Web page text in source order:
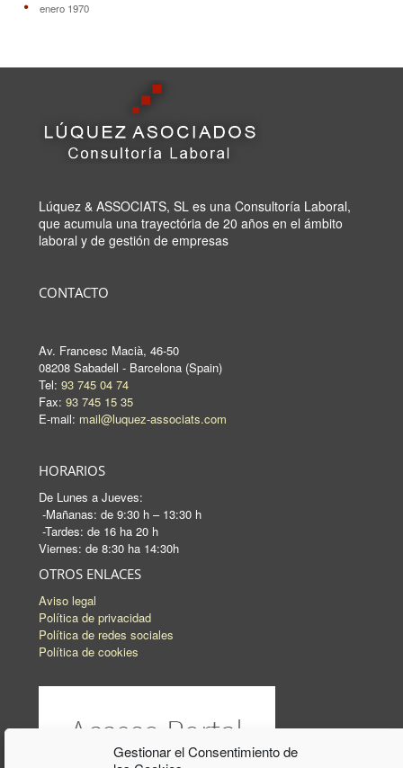
Gestionar el Consentimiento de
enero 1970
Lúquez & ASSOCIATS, SL es una Consultoría Laboral,
que acumula una trayectória de 20 años en el ámbito
laboral y de gestión de empresas
CONTACTO
Av. Francesc Macià, 46-50
08208 Sabadell - Barcelona (Spain)
Tel: 93 745 04 74
Fax: 93 745 15 35
E-mail: mail@luquez-associats.com
HORARIOS
De Lunes a Jueves:
-Mañanas: de 9:30 h – 13:30 h
-Tardes: de 16 ha 20 h
Viernes: de 8:30 ha 14:30h
OTROS ENLACES
Aviso legal
Política de privacidad
Política de redes sociales
Política de cookies